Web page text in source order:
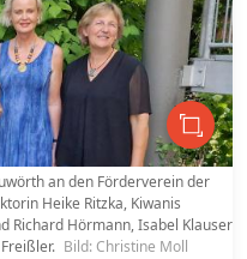
an den Förderverein der
Heike Ritzka, Kiwanis
Richard Hörmann, Isabel Klauser
Bild: Christine Moll